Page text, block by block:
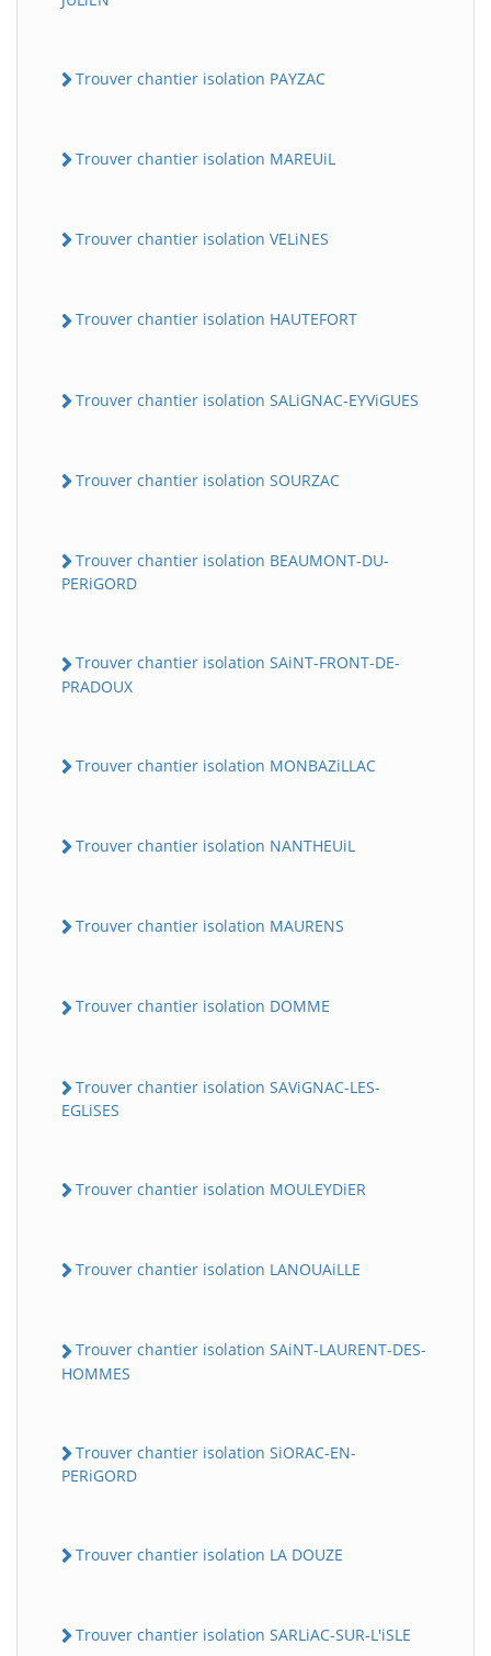
Trouver chantier isolation PAYZAC
Trouver chantier isolation MAREUiL
Trouver chantier isolation VELiNES
Trouver chantier isolation HAUTEFORT
Trouver chantier isolation SALiGNAC-EYViGUES
Trouver chantier isolation SOURZAC
Trouver chantier isolation BEAUMONT-DU-
PERiGORD
Trouver chantier isolation SAiNT-FRONT-DE-
PRADOUX
Trouver chantier isolation MONBAZiLLAC
Trouver chantier isolation NANTHEUiL
Trouver chantier isolation MAURENS
Trouver chantier isolation DOMME
Trouver chantier isolation SAViGNAC-LES-
EGLiSES
Trouver chantier isolation MOULEYDiER
Trouver chantier isolation LANOUAiLLE
Trouver chantier isolation SAiNT-LAURENT-DES-
HOMMES
Trouver chantier isolation SiORAC-EN-
PERiGORD
Trouver chantier isolation LA DOUZE
Trouver chantier isolation SARLiAC-SUR-L'iSLE